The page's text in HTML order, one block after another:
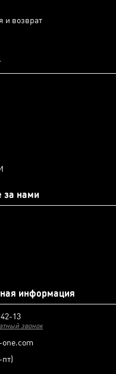
и возврат
за нами
информация
13
звонок
one.com